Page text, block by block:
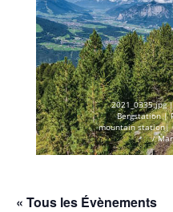
2021_0335.jpg
Bergstation |
mountain station|
/
« Tous les Évènements